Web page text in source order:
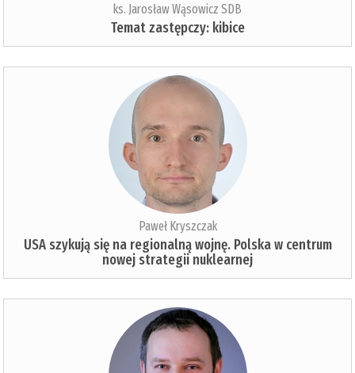
ks. Jarosław Wąsowicz SDB
Temat zastępczy: kibice
Paweł Kryszczak
USA szykują się na regionalną wojnę. Polska w centrum
nowej strategii nuklearnej